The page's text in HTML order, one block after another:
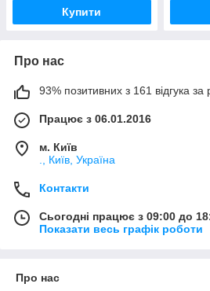
Купити
Про нас
93% позитивних з 161 відгука за
Працює з 06.01.2016
м. Київ
., Київ, Україна
Контакти
Сьогодні працює з 09:00 до
Показати весь графік роботи
Про нас